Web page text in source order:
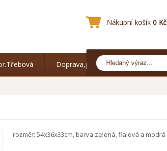
Nákupní košík 0 Kč
Doprava,platba
rozměr: 54x36x33cm, barva zelená, fialová a modrá